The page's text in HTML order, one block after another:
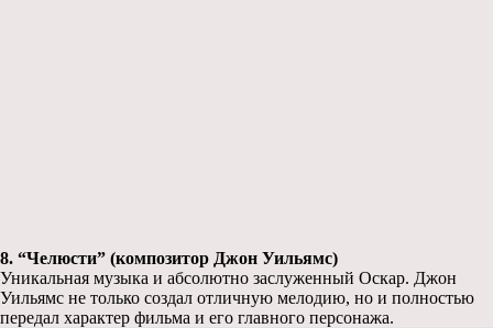
8. “Челюсти” (композитор Джон Уильямс)
Уникальная музыка и абсолютно заслуженный Оскар. Джон
Уильямс не только создал отличную мелодию, но и полностью
передал характер фильма и его главного персонажа.